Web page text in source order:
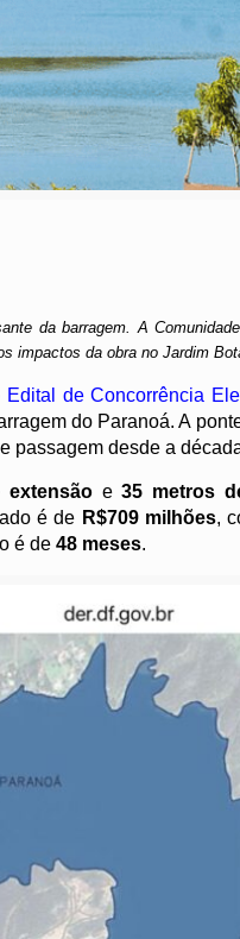
da barragem. A
impactos da obra no Jardim
Edital de Concorrência
do Paranoá. A
passagem desde a
extensãoe35 metros
é de R$709 milhões,
é de48 meses.